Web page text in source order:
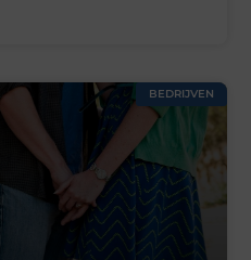
BEDRIJVEN